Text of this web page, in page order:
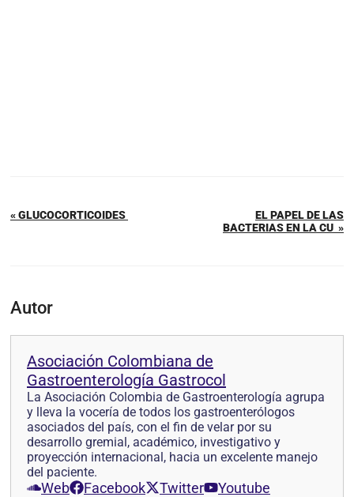
« GLUCOCORTICOIDES
EL PAPEL DE LAS
BACTERIAS EN LA CU »
Autor
Asociación Colombiana de
Gastroenterología Gastrocol
La Asociación Colombia de Gastroenterología agrupa
y lleva la vocería de todos los gastroenterólogos
asociados del país, con el fin de velar por su
desarrollo gremial, académico, investigativo y
proyección internacional, hacia un excelente manejo
del paciente.
Web Facebook Twitter Youtube